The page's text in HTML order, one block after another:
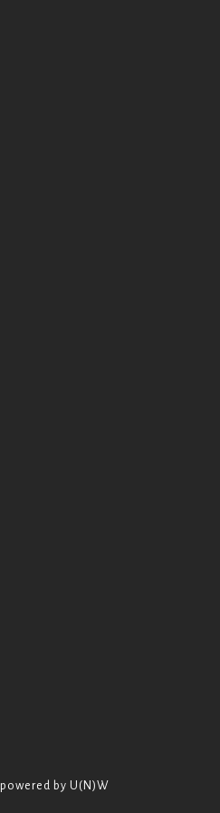
powered by U(N)W